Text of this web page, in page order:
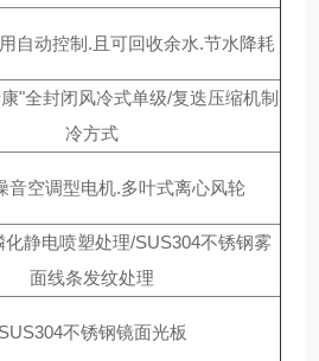
自动控制.且可回收余水.节水降耗
"全封闭风冷式单级/复迭压缩机制
冷方式
音空调型电机.多叶式离心风轮
化静电喷塑处理/SUS304不锈钢雾
面线条发纹处理
SUS304不锈钢镜面光板